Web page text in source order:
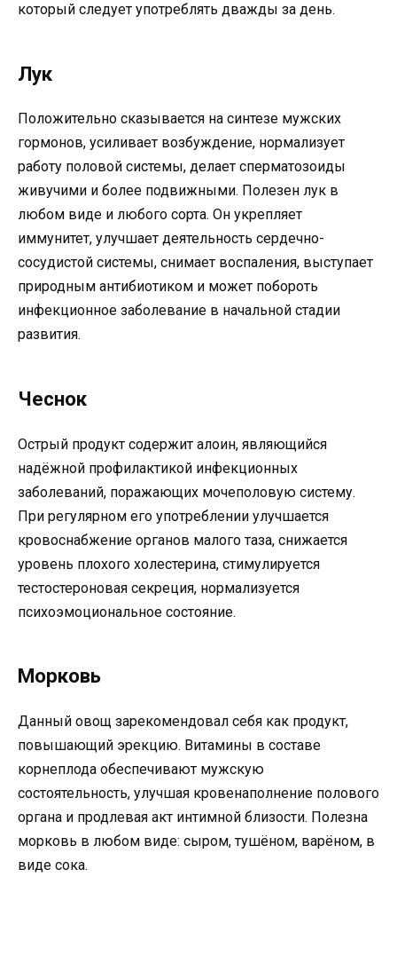
который следует употреблять дважды за день.
Лук
Положительно сказывается на синтезе мужских
гормонов, усиливает возбуждение, нормализует
работу половой системы, делает сперматозоиды
живучими и более подвижными. Полезен лук в
любом виде и любого сорта. Он укрепляет
иммунитет, улучшает деятельность сердечно-
сосудистой системы, снимает воспаления, выступает
природным антибиотиком и может побороть
инфекционное заболевание в начальной стадии
развития.
Чеснок
Острый продукт содержит алоин, являющийся
надёжной профилактикой инфекционных
заболеваний, поражающих мочеполовую систему.
При регулярном его употреблении улучшается
кровоснабжение органов малого таза, снижается
уровень плохого холестерина, стимулируется
тестостероновая секреция, нормализуется
психоэмоциональное состояние.
Морковь
Данный овощ зарекомендовал себя как продукт,
повышающий эрекцию. Витамины в составе
корнеплода обеспечивают мужскую
состоятельность, улучшая кровенаполнение полового
органа и продлевая акт интимной близости. Полезна
морковь в любом виде: сыром, тушёном, варёном, в
виде сока.